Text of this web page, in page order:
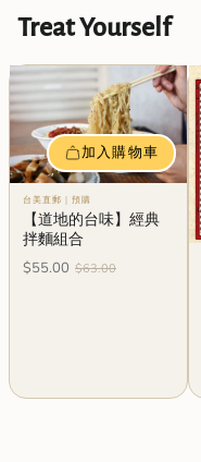
Treat Yourself
加入購物車
台美直郵｜預購
【道地的台味】經典
拌麵組合
$55.00 $63.00